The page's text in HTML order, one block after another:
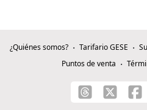
¿Quiénes somos? Tarifario GESE
Puntos de venta